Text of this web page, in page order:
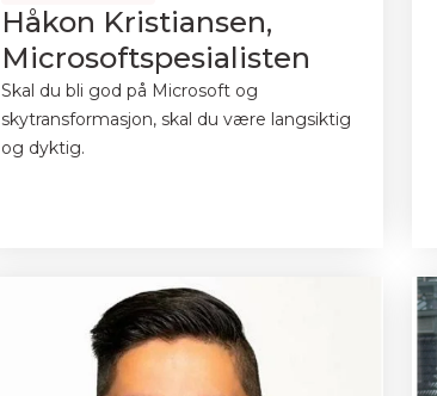
Håkon Kristiansen,
Microsoftspesialisten
Skal du bli god på Microsoft og
skytransformasjon, skal du være langsiktig
og dyktig.